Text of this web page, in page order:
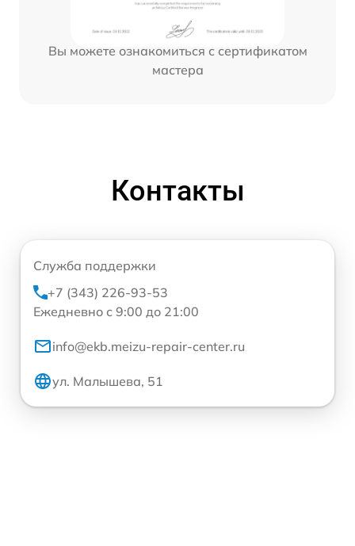
Вы можете ознакомиться с сертификатом
мастера
Контакты
Служба поддержки
+7 (343) 226-93-53
Ежедневно с 9:00 до 21:00
info@ekb.meizu-repair-center.ru
ул. Малышева, 51